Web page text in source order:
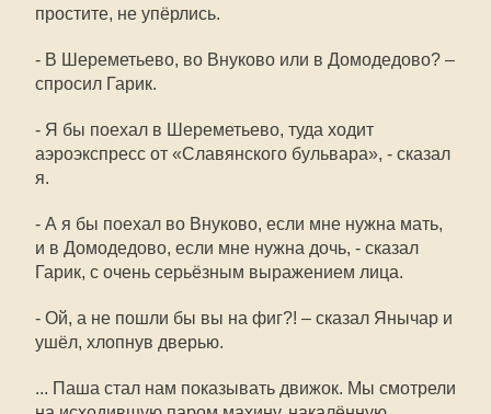
простите, не упёрлись.
- В Шереметьево, во Внуково или в Домодедово? –
спросил Гарик.
- Я бы поехал в Шереметьево, туда ходит
аэроэкспресс от «Славянского бульвара», - сказал
я.
- А я бы поехал во Внуково, если мне нужна мать,
и в Домодедово, если мне нужна дочь, - сказал
Гарик, с очень серьёзным выражением лица.
- Ой, а не пошли бы вы на фиг?! – сказал Янычар и
ушёл, хлопнув дверью.
... Паша стал нам показывать движок. Мы смотрели